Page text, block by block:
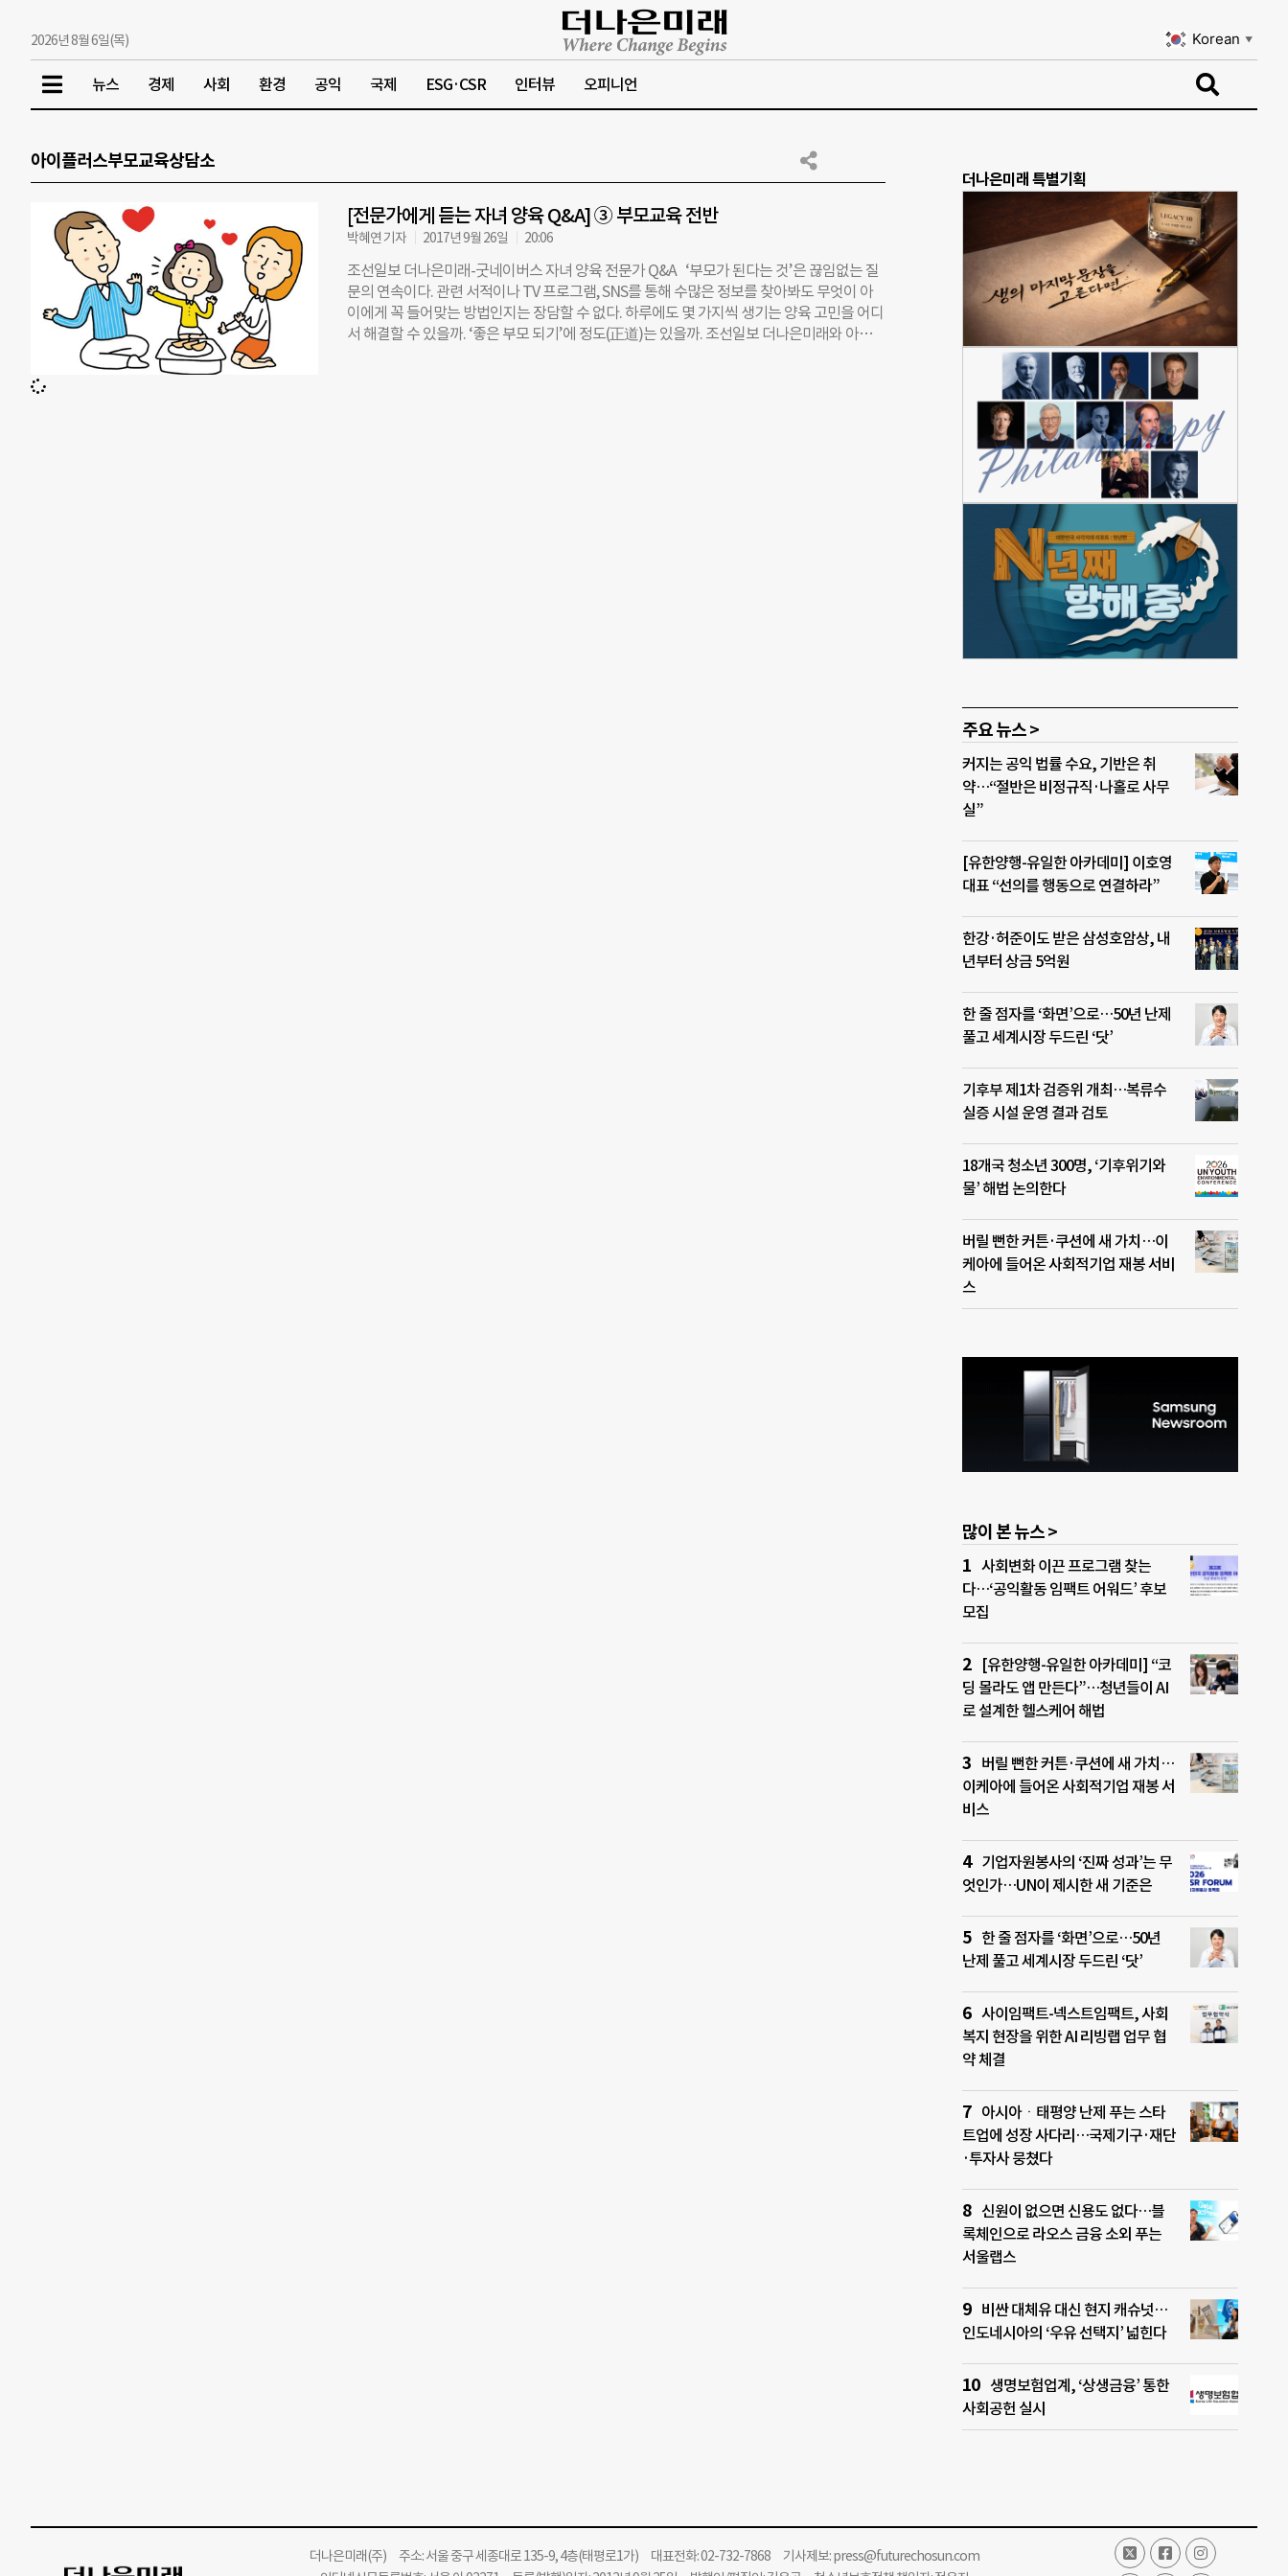
2026년 8월 6일(목) Korean ▼
뉴스 경제 사회 환경 공익 국제 ESG·CSR 인터뷰 오피니언
아이플러스부모교육상담소
[전문가에게 듣는 자녀 양육 Q&A] ③ 부모교육 전반
박혜연 기자 2017년 9월 26일 20:06
조선일보 더나은미래-굿네이버스 자녀 양육 전문가 Q&A ‘부모가 된다는 것’은 끊임없는 질
문의 연속이다. 관련 서적이나 TV 프로그램, SNS를 통해 수많은 정보를 찾아봐도 무엇이 아
이에게 꼭 들어맞는 방법인지는 장담할 수 없다. 하루에도 몇 가지씩 생기는 양육 고민을 어디
서 해결할 수 있을까. ‘좋은 부모 되기’에 정도(正道)는 있을까. 조선일보 더나은미래와 아동
더나은미래 특별기획
주요 뉴스 >
커지는 공익 법률 수요, 기반은 취
약…“절반은 비정규직·나홀로 사무
실”
[유한양행-유일한 아카데미] 이호영
대표 “선의를 행동으로 연결하라”
한강·허준이도 받은 삼성호암상, 내
년부터 상금 5억원
한 줄 점자를 ‘화면’으로…50년 난제
풀고 세계시장 두드린 ‘닷’
기후부 제1차 검증위 개최…복류수
실증 시설 운영 결과 검토
18개국 청소년 300명, ‘기후위기와
물’ 해법 논의한다
버릴 뻔한 커튼·쿠션에 새 가치…이
케아에 들어온 사회적기업 재봉 서비
스
많이 본 뉴스 >
사회변화 이끈 프로그램 찾는
다…‘공익활동 임팩트 어워드’ 후보
모집
[유한양행-유일한 아카데미] “코
딩 몰라도 앱 만든다”…청년들이 AI
로 설계한 헬스케어 해법
버릴 뻔한 커튼·쿠션에 새 가치…
이케아에 들어온 사회적기업 재봉 서
비스
기업자원봉사의 ‘진짜 성과’는 무
엇인가…UN이 제시한 새 기준은
한 줄 점자를 ‘화면’으로…50년
난제 풀고 세계시장 두드린 ‘닷’
사이임팩트-넥스트임팩트, 사회
복지 현장을 위한 AI 리빙랩 업무 협
약 체결
아시아ㆍ태평양 난제 푸는 스타
트업에 성장 사다리…국제기구·재단
·투자사 뭉쳤다
신원이 없으면 신용도 없다…블
록체인으로 라오스 금융 소외 푸는
서울랩스
비싼 대체유 대신 현지 캐슈넛…
인도네시아의 ‘우유 선택지’ 넓힌다
생명보험업계, ‘상생금융’ 통한
사회공헌 실시
더나은미래(주)주소: 서울 중구 세종대로 135-9, 4층(태평로1가) 대표전화: 02-732-7868 기사제보:press@futurechosun.com